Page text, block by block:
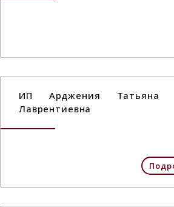
ИП Арджения Татьяна
Лаврентиевна